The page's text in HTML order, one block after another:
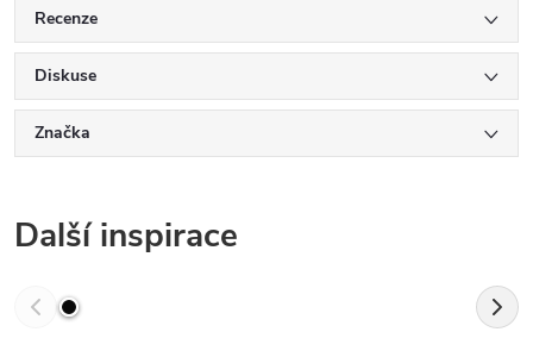
Recenze
Diskuse
Značka
Další inspirace